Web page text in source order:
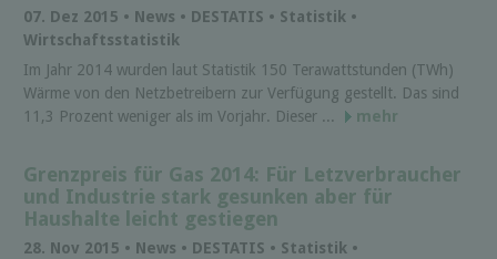
07. Dez 2015 • News • DESTATIS • Statistik •
Wirtschaftsstatistik
Im Jahr 2014 wurden laut Statistik 150 Terawattstunden (TWh)
Wärme von den Netzbetreibern zur Verfügung gestellt. Das sind
11,3 Prozent weniger als im Vorjahr. Dieser ...
mehr
Grenzpreis für Gas 2014: Für Letzverbraucher
und Industrie stark gesunken aber für
Haushalte leicht gestiegen
28. Nov 2015 • News • DESTATIS • Statistik •